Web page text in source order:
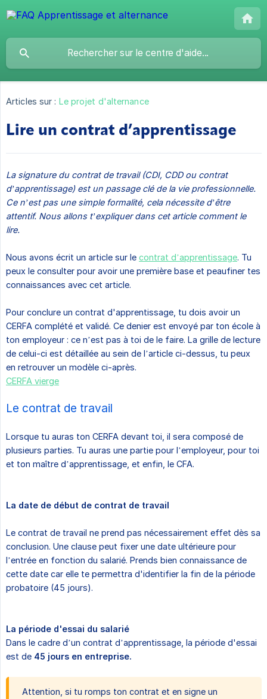
Articles sur : Le projet d'alternance
Lire un contrat d’apprentissage
La signature du contrat de travail (CDI, CDD ou contrat
d’apprentissage) est un passage clé de la vie professionnelle.
Ce n’est pas une simple formalité, cela nécessite d’être
attentif. Nous allons t’expliquer dans cet article comment le
lire.
Nous avons écrit un article sur le contrat d’apprentissage. Tu
peux le consulter pour avoir une première base et peaufiner tes
connaissances avec cet article.
Pour conclure un contrat d'apprentissage, tu dois avoir un
CERFA complété et validé. Ce denier est envoyé par ton école à
ton employeur : ce n’est pas à toi de le faire. La grille de lecture
de celui-ci est détaillée au sein de l’article ci-dessus, tu peux
en retrouver un modèle ci-après.
CERFA vierge
Le contrat de travail
Lorsque tu auras ton CERFA devant toi, il sera composé de
plusieurs parties. Tu auras une partie pour l’employeur, pour toi
et ton maître d’apprentissage, et enfin, le CFA.
La date de début de contrat de travail
Le contrat de travail ne prend pas nécessairement effet dès sa
conclusion. Une clause peut fixer une date ultérieure pour
l’entrée en fonction du salarié. Prends bien connaissance de
cette date car elle te permettra d'identifier la fin de la période
probatoire (45 jours).
La période d'essai du salarié
Dans le cadre d’un contrat d’apprentissage, la période d'essai
est de 45 jours en entreprise.
Attention, si tu romps ton contrat et en signe un